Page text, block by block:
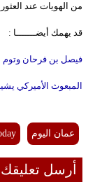
من الهويات عند
قد يهمك أيضـــــــا :
فيصل بن فرحان وتوم
المبعوث الأميركي
عمان اليوم
أرسل تعليقك